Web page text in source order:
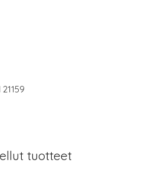
tuotteet